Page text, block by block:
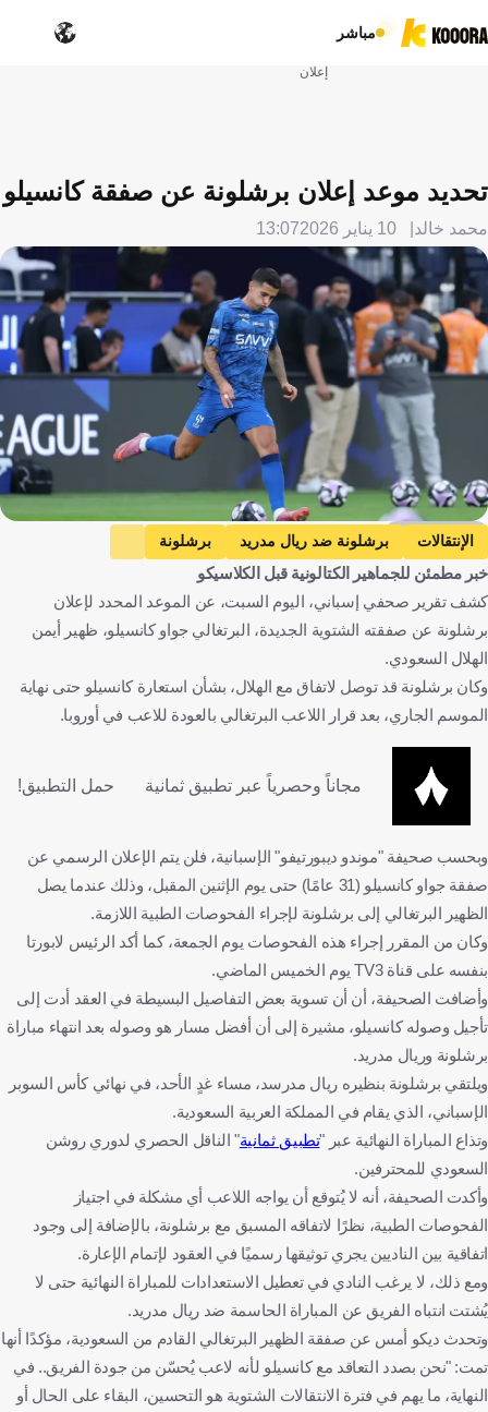
مباشر
إعلان
تحديد موعد إعلان برشلونة عن صفقة كانسيلو
محمد خالد 10 يناير 2026 13:07
Getty Images
الإنتقالات برشلونة ضد ريال مدريد
برشلونة
ريال مدريد
السوبر الإسباني جواو كانسيلو
إسبانيا
المملكة العربية السعودية البرتغال كرة قدم
خبر مطمئن للجماهير الكتالونية قبل الكلاسيكو
كشف تقرير صحفي إسباني، اليوم السبت، عن الموعد المحدد لإعلان
برشلونة عن صفقته الشتوية الجديدة، البرتغالي جواو كانسيلو، ظهير أيمن
الهلال السعودي.
وكان برشلونة قد توصل لاتفاق مع الهلال، بشأن استعارة كانسيلو حتى نهاية
الموسم الجاري، بعد قرار اللاعب البرتغالي بالعودة للاعب في أوروبا.
مجاناً وحصرياً عبر تطبيق ثمانية حمل التطبيق!
وبحسب صحيفة "موندو ديبورتيفو" الإسبانية، فلن يتم الإعلان الرسمي عن
صفقة جواو كانسيلو (31 عامًا) حتى يوم الإثنين المقبل، وذلك عندما يصل
الظهير البرتغالي إلى برشلونة لإجراء الفحوصات الطبية اللازمة.
وكان من المقرر إجراء هذه الفحوصات يوم الجمعة، كما أكد الرئيس لابورتا
بنفسه على قناة TV3 يوم الخميس الماضي.
وأضافت الصحيفة، أن أن تسوية بعض التفاصيل البسيطة في العقد أدت إلى
تأجيل وصوله كانسيلو، مشيرة إلى أن أفضل مسار هو وصوله بعد انتهاء مباراة
برشلونة وريال مدريد.
ويلتقي برشلونة بنظيره ريال مدرسد، مساء غدٍ الأحد، في نهائي كأس السوبر
الإسباني، الذي يقام في المملكة العربية السعودية.
وتذاع المباراة النهائية عبر "تطبيق ثمانية" الناقل الحصري لدوري روشن
السعودي للمحترفين.
وأكدت الصحيفة، أنه لا يُتوقع أن يواجه اللاعب أي مشكلة في اجتياز
الفحوصات الطبية، نظرًا لاتفاقه المسبق مع برشلونة، بالإضافة إلى وجود
اتفاقية بين الناديين يجري توثيقها رسميًا في العقود لإتمام الإعارة.
ومع ذلك، لا يرغب النادي في تعطيل الاستعدادات للمباراة النهائية حتى لا
يُشتت انتباه الفريق عن المباراة الحاسمة ضد ريال مدريد.
وتحدث ديكو أمس عن صفقة الظهير البرتغالي القادم من السعودية، مؤكدًا أنها
تمت: "نحن بصدد التعاقد مع كانسيلو لأنه لاعب يُحسّن من جودة الفريق.. في
النهاية، ما يهم في فترة الانتقالات الشتوية هو التحسين، البقاء على الحال أو